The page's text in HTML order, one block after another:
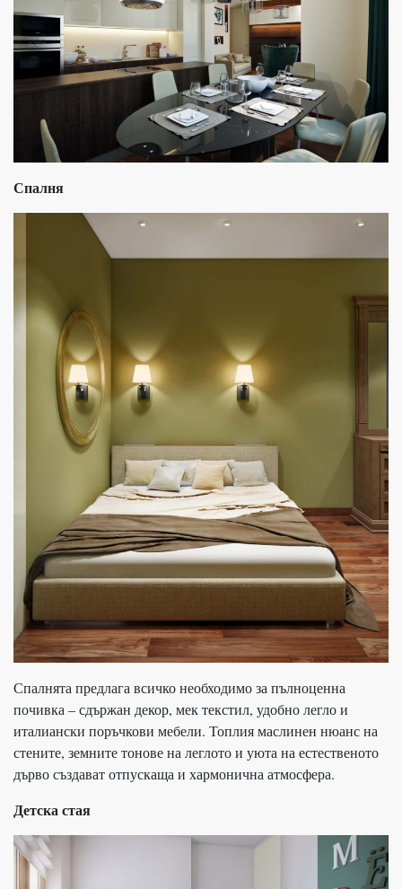
Спалня
Спалнята предлага всичко необходимо за пълноценна
почивка – сдържан декор, мек текстил, удобно легло и
италиански поръчкови мебели. Топлия маслинен нюанс на
стените, земните тонове на леглото и уюта на естественото
дърво създават отпускаща и хармонична атмосфера.
Детска стая